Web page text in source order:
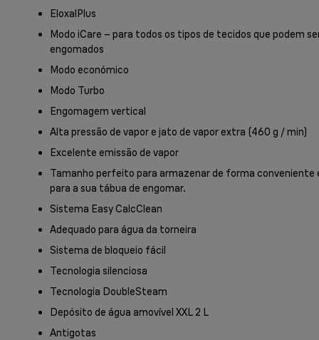
EloxalPlus
Modo iCare – para todos os tipos de tecidos que podem
engomados
Modo económico
Modo Turbo
Engomagem vertical
Alta pressão de vapor e jato de vapor extra (460 g / min)
Excelente emissão de vapor
Tamanho perfeito para armazenar de forma conveniente
para a sua tábua de engomar.
Sistema Easy CalcClean
Adequado para água da torneira
Sistema de bloqueio fácil
Tecnologia silenciosa
Tecnologia DoubleSteam
Depósito de água amovível XXL 2 L
Antigotas